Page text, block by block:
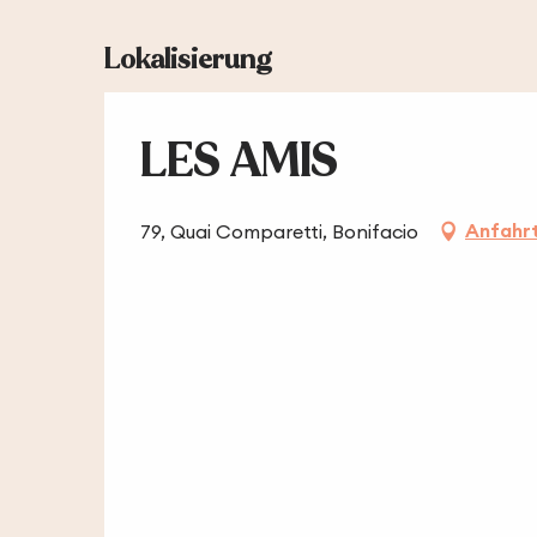
Lokalisierung
LES AMIS
79, Quai Comparetti, Bonifacio